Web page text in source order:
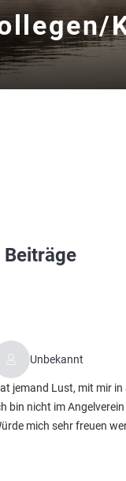
Beiträge
Unbekannt
jemand Lust, mit mir
bin nicht im
mich sehr freuen